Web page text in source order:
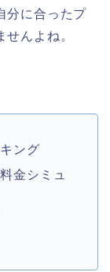
分に合ったプ
んよね。
ング
金シミュ